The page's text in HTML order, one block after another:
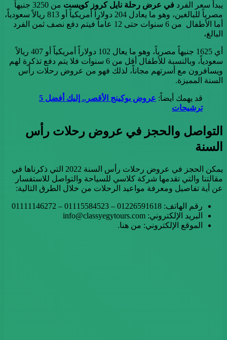
يبدأ سعر الفرد في عرض رحلة نايل كروز كويست
من 3250 جنيهاً
مصرياً للبالغين، وهو ما يعادل 204 دولاراً أمريكياً أو 813 ريالاً سعودياً،
أما الأطفال من 6 سنوات حتى 12 عاماً فيتم دفع نصف ثمن الفرد
البالغ،
أي 1625 جنيهاً مصرياً، وهو ما يعال 102 دولاراً أمريكياً أو 407 ريالاً
سعودياً، وبالنسبة للأطفال أقل من 6 سنوات فلا يتم دفع تذكرة لهم
ويسافرون مع أسرتهم مجاناً، لذلك فهو من عروض رحلات رأس
السنة المميزة.
قد يهمك أيضاً:
عروض بوكينج الأقصر.. إليك أفضل 5
ترشيحات
التواصل والحجز في عروض رحلات رأس
السنة
يمكن الحجز في عروض رحلات رأس السنة 2022 التي ذكرناها في
مقالتنا والتي تقدمها شركة كلاسي للسياحة والتواصل للاستفسار
عن أية تفاصيل ومعرفة مواعيد الرحلات من خلال الطرق التالية:
رقم الهاتف: 01226591618 – 01115584523 – 01111146272
البريد الإلكتروني: info@classyegytours.com
الموقع الإلكتروني: من هنا.